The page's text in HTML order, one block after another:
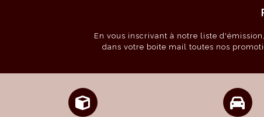
En vous inscrivant à notre liste
dans votre boite mail toutes nos